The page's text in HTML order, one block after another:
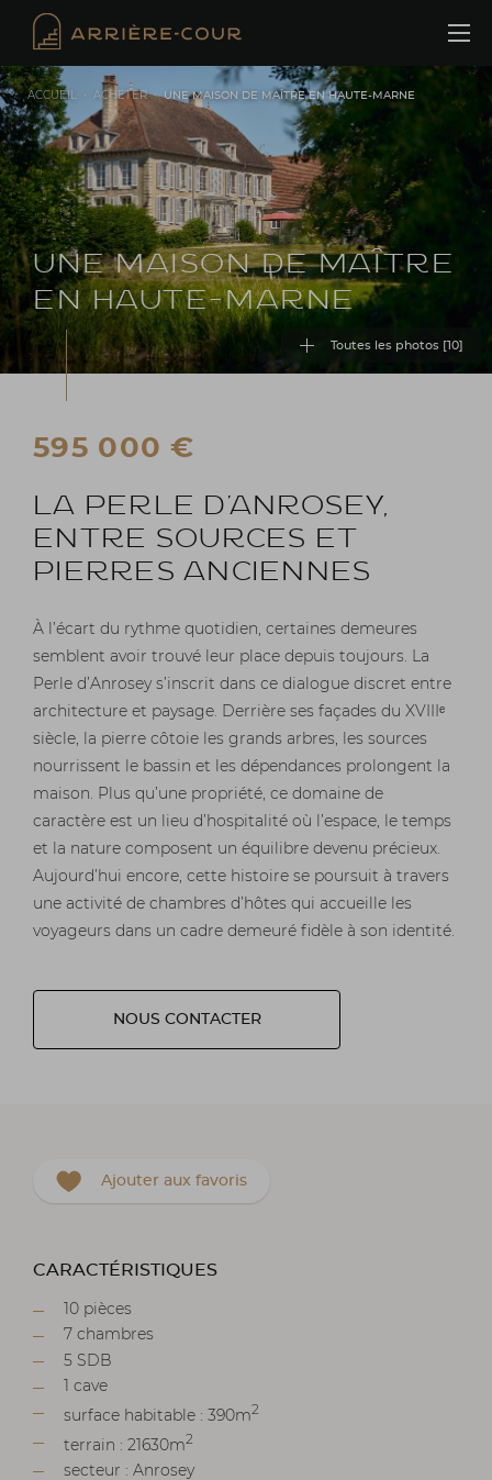
ACCUEIL • ACHETER•UNE MAISON DE MAÎTRE EN HAUTE-MARNE
UNE MAISON DE MAÎTRE
EN HAUTE-MARNE
Toutes les photos [10]
595 000 €
LA PERLE D'ANROSEY,
ENTRE SOURCES ET
PIERRES ANCIENNES
À l’écart du rythme quotidien, certaines demeures
semblent avoir trouvé leur place depuis toujours. La
Perle d’Anrosey s’inscrit dans ce dialogue discret entre
architecture et paysage. Derrière ses façades du XVIIIᵉ
siècle, la pierre côtoie les grands arbres, les sources
nourrissent le bassin et les dépendances prolongent la
maison. Plus qu’une propriété, ce domaine de
caractère est un lieu d’hospitalité où l’espace, le temps
et la nature composent un équilibre devenu précieux.
Aujourd’hui encore, cette histoire se poursuit à travers
une activité de chambres d’hôtes qui accueille les
voyageurs dans un cadre demeuré fidèle à son identité.
NOUS CONTACTER
Ajouter aux favoris
CARACTÉRISTIQUES
10 pièces
7 chambres
5 SDB
1 cave
surface habitable : 390m2
terrain : 21630m2
secteur : Anrosey
Cookies management panel